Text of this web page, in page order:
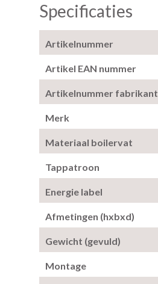
Specificaties
Artikelnummer
Artikel EAN nummer
Artikelnummer fabrikant
Merk
Materiaal boilervat
Tappatroon
Energie label
Afmetingen (hxbxd)
Gewicht (gevuld)
Montage